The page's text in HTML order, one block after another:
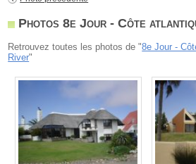
Photos 8e Jour - Côte
Retrouvez toutes les photos de "8e Jour -
River"